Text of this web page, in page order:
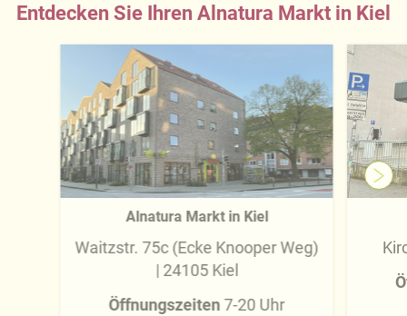
Entdecken Sie Ihren Alnatura Markt in Kiel
Alnatura Markt in Kiel
Waitzstr. 75c (Ecke Knooper Weg)
| 24105 Kiel
Öffnungszeiten 7-20 Uhr